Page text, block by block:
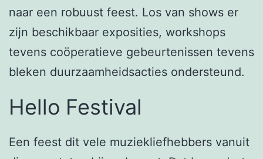
naar een robuust feest. Los van shows er
zijn beschikbaar exposities, workshops
tevens coöperatieve gebeurtenissen tevens
bleken duurzaamheidsacties ondersteund.
Hello Festival
Een feest dit vele muziekliefhebbers vanuit